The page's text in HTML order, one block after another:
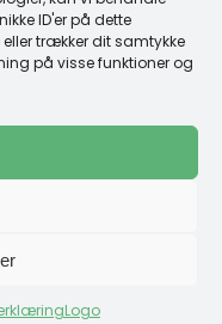
ID'er på dette
trækker dit samtykke
på visse funktioner og
Logo
| Web by GoGrafix